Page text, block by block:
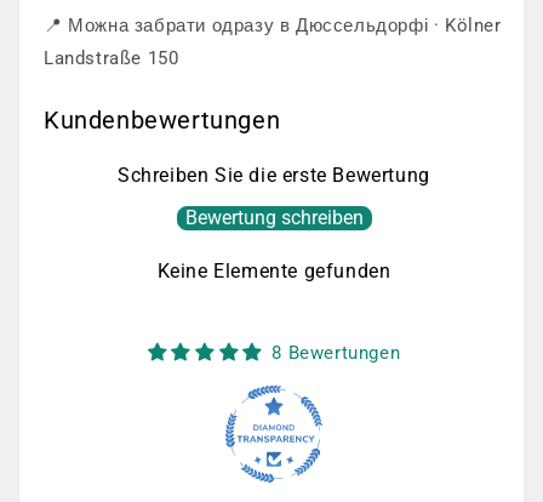
📍 Можна забрати одразу в Дюссельдорфі · Kölner
Landstraße 150
Kundenbewertungen
Schreiben Sie die erste Bewertung
Bewertung schreiben
Keine Elemente gefunden
8 Bewertungen